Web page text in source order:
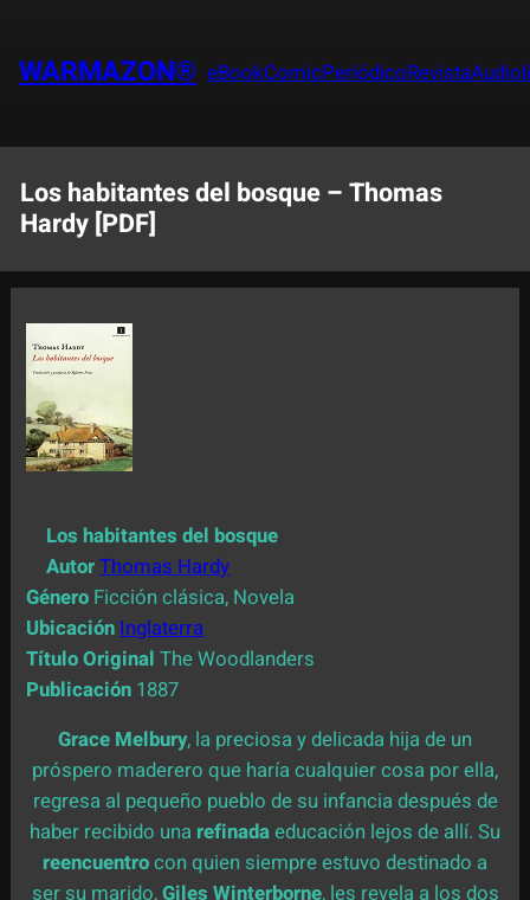
contenido
WARMAZON® eBookComicPeriódicoRevista
Los habitantes del bosque – Thomas
Hardy [PDF]
Los habitantes del bosque
AutorThomas Hardy
Género Ficción clásica, Novela
Ubicación Inglaterra
Título OriginalThe Woodlanders
Publicación 1887
Grace Melbury, la preciosa y delicada hija de un
próspero maderero que haría cualquier cosa por ella,
regresa al pequeño pueblo de su infancia después de
haber recibido una refinadaeducación lejos de allí. Su
reencuentrocon quien siempre estuvo destinado a
ser su marido,Giles Winterborne, les revela a los dos